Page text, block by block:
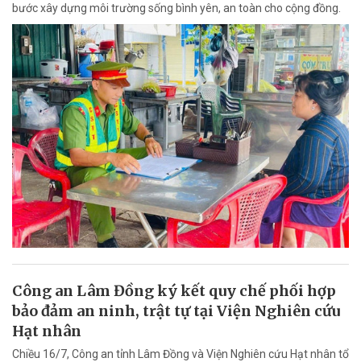
bước xây dựng môi trường sống bình yên, an toàn cho cộng đồng.
Công an Lâm Đồng ký kết quy chế phối hợp
bảo đảm an ninh, trật tự tại Viện Nghiên cứu
Hạt nhân
Chiều 16/7, Công an tỉnh Lâm Đồng và Viện Nghiên cứu Hạt nhân tổ